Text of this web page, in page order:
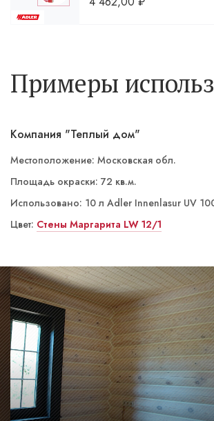
Примеры
ST 14/4 Кампань
Компания "Теплый дом"
Местоположение: Московская обл.
Площадь окраски: 72 кв.м.
Использовано: 10 л Adler Innenlasur UV
Цвет: Стены Маргарита LW 12/1
Маргарита LW 12/1